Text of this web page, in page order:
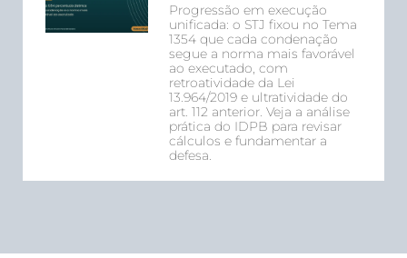
Progressão em execução
unificada: o STJ fixou no Tema
1354 que cada condenação
segue a norma mais favorável
ao executado, com
retroatividade da Lei
13.964/2019 e ultratividade do
art. 112 anterior. Veja a análise
prática do IDPB para revisar
cálculos e fundamentar a
defesa.